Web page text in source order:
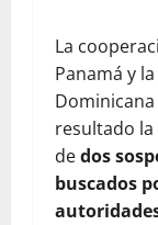
La
Panamá y
resultado
dedos
buscados